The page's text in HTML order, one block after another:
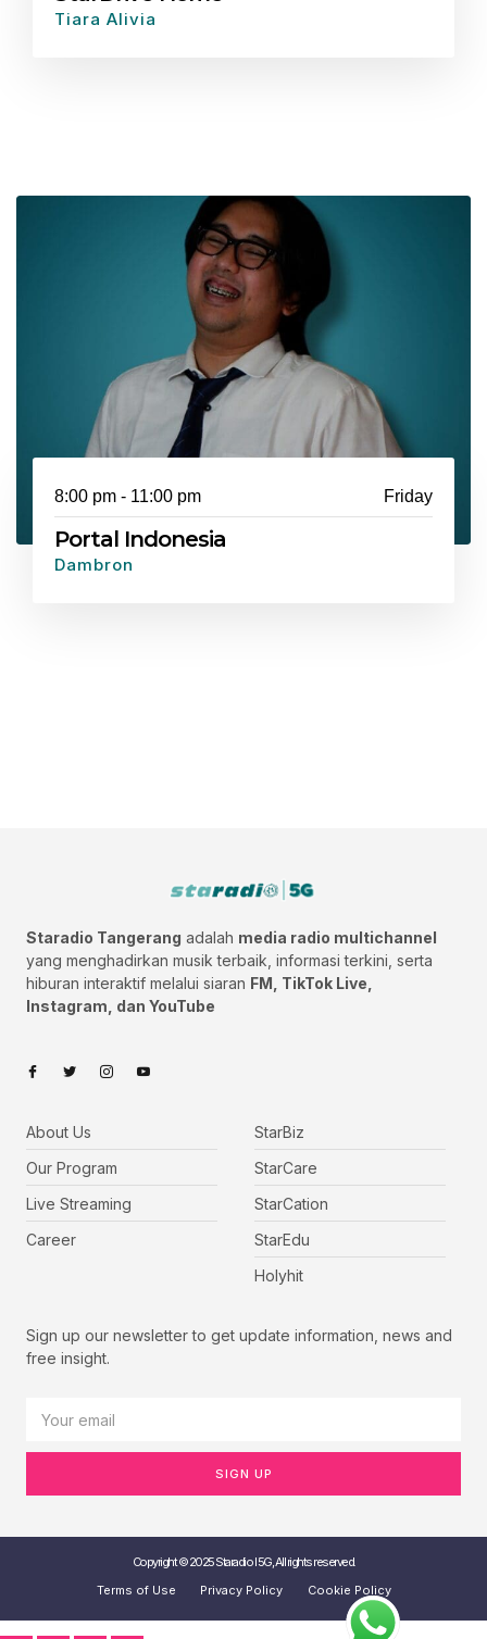
Tiara Alivia
8:00 pm - 11:00 pm Friday
Portal Indonesia
Dambron
Staradio Tangerang adalah media radio multichannel
yang menghadirkan musik terbaik, informasi terkini, serta
hiburan interaktif melalui siaran FM, TikTok Live,
Instagram, dan YouTube
About Us
Our Program
Live Streaming
Career
StarBiz
StarCare
StarCation
StarEdu
Holyhit
Sign up our newsletter to get update information, news and
free insight.
SIGN UP
Copyright © 2025 Staradio I 5G, All rights reserved.
Terms of Use
Privacy Policy Cookie Policy